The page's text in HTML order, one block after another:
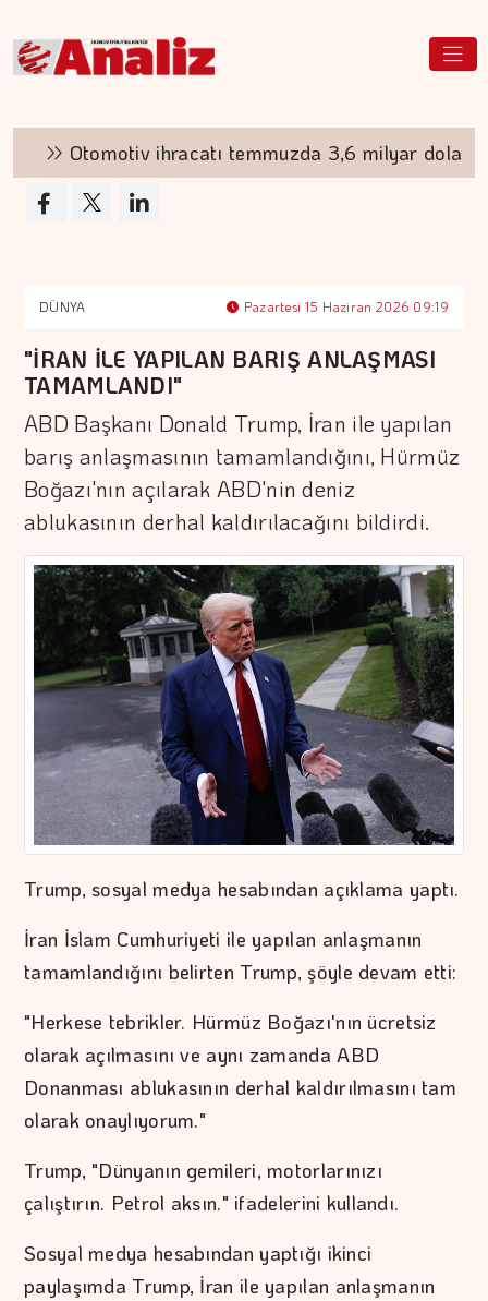
Otomotiv ihracatı temmuzda 3,6 milyar dolar oldu
DÜNYA Pazartesi 15 Haziran 2026 09:19
"İRAN İLE YAPILAN BARIŞ ANLAŞMASI
TAMAMLANDI"
ABD Başkanı Donald Trump, İran ile yapılan
barış anlaşmasının tamamlandığını, Hürmüz
Boğazı'nın açılarak ABD'nin deniz
ablukasının derhal kaldırılacağını bildirdi.
Trump, sosyal medya hesabından açıklama yaptı.
İran İslam Cumhuriyeti ile yapılan anlaşmanın
tamamlandığını belirten Trump, şöyle devam etti:
"Herkese tebrikler. Hürmüz Boğazı'nın ücretsiz
olarak açılmasını ve aynı zamanda ABD
Donanması ablukasının derhal kaldırılmasını tam
olarak onaylıyorum."
Trump, "Dünyanın gemileri, motorlarınızı
çalıştırın. Petrol aksın." ifadelerini kullandı.
Sosyal medya hesabından yaptığı ikinci
paylaşımda Trump, İran ile yapılan anlaşmanın